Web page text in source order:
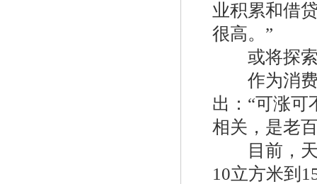
业积累和借
很高。”
或将探索“
作为消费
出：“可涨可
相关，是老
目前，天
10立方米到